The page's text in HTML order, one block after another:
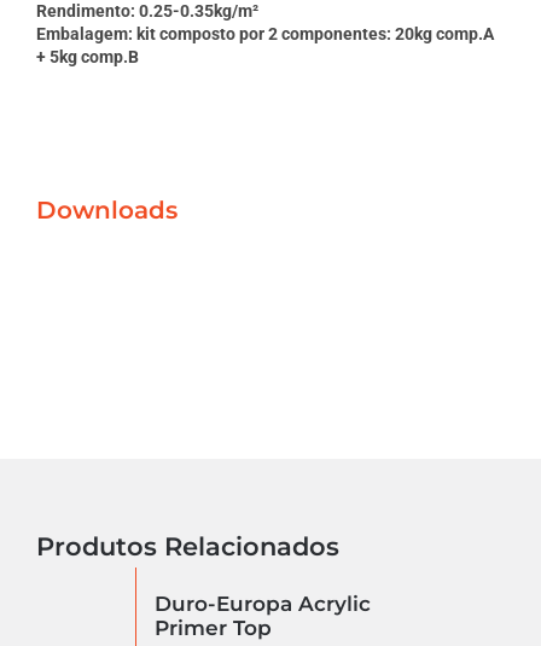
Rendimento: 0.25-0.35kg/m²
Embalagem: kit composto por 2 componentes: 20kg comp.A
+ 5kg comp.B
Downloads
Produtos Relacionados
Duro-Europa Acrylic
Primer Top